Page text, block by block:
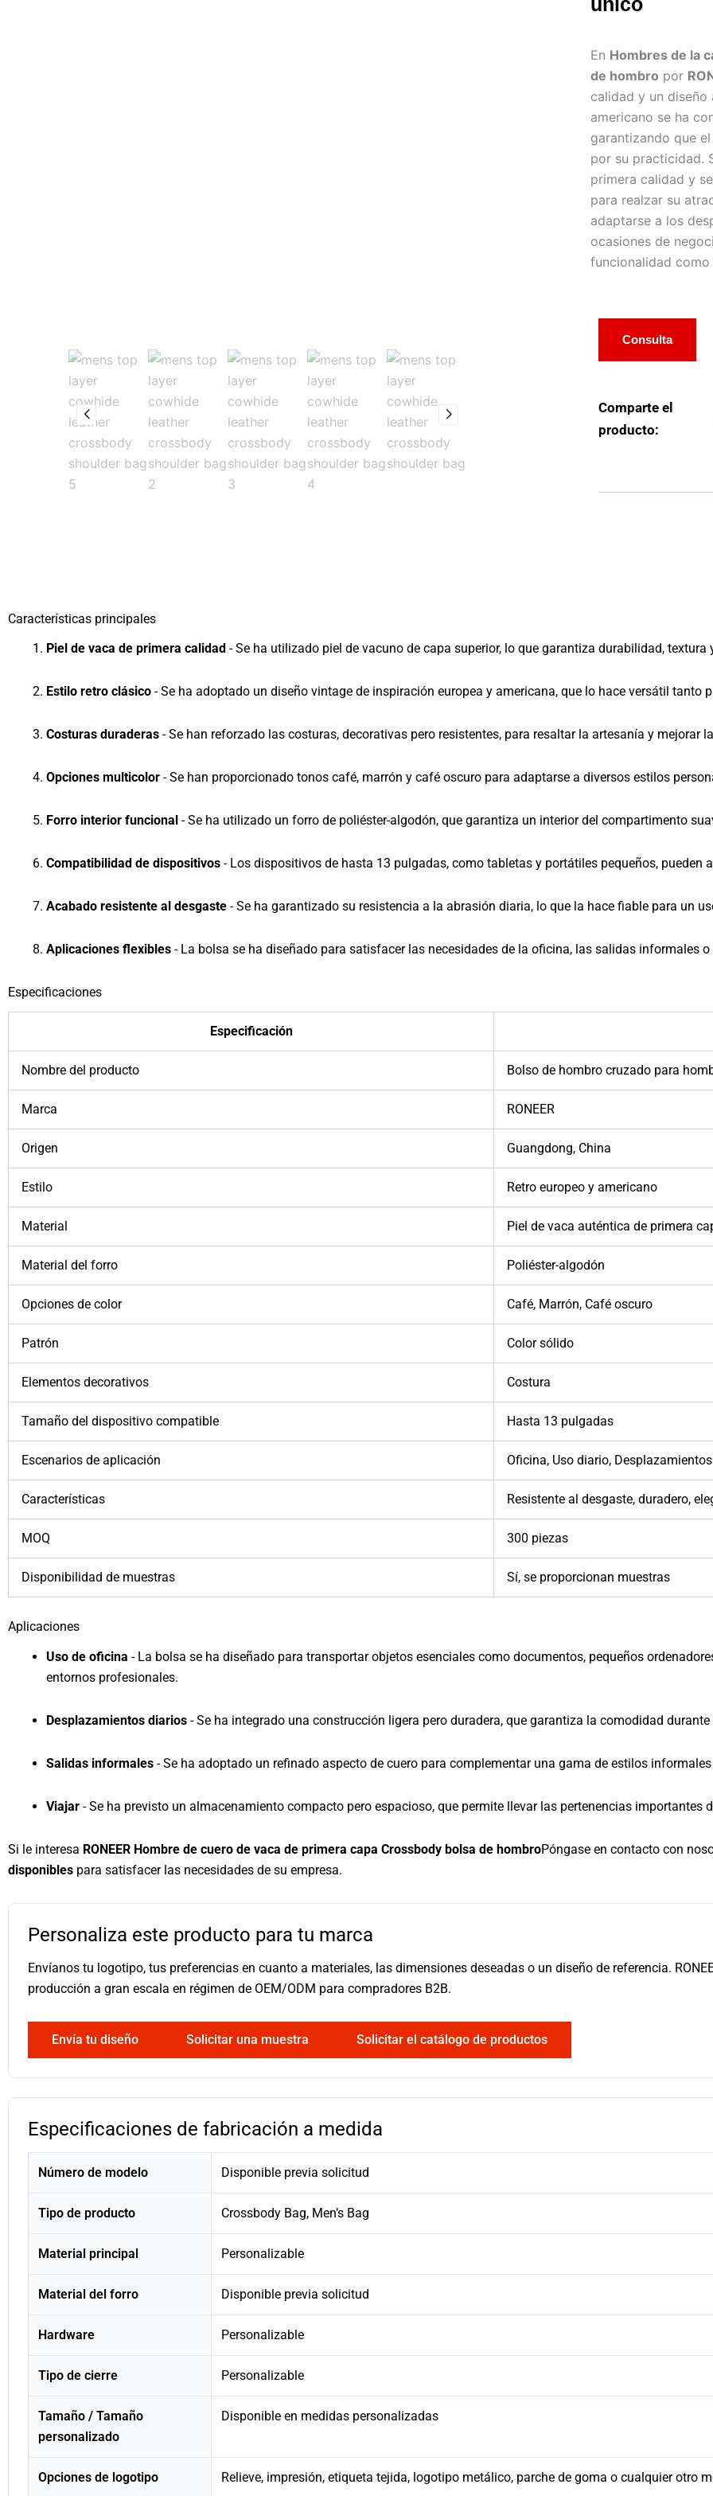
En Hombres de la
de hombro por
calidad y un
americano se ha
garantizando que
por su practicidad.
primera calidad y
para realzar su
adaptarse a los
ocasiones de
funcionalidad
Consulta
Comparte el
producto:
Características principales
Piel de vaca de primera calidad - Se ha utilizado piel de vacuno de capa superior, lo que garantiza durabilidad, textura
Estilo retro clásico - Se ha adoptado un diseño vintage de inspiración europea y americana, que lo hace versátil tanto
Costuras duraderas - Se han reforzado las costuras, decorativas pero resistentes, para resaltar la artesanía y mejorar
Opciones multicolor - Se han proporcionado tonos café, marrón y café oscuro para adaptarse a diversos estilos
Forro interior funcional - Se ha utilizado un forro de poliéster-algodón, que garantiza un interior del compartimento
Compatibilidad de dispositivos - Los dispositivos de hasta 13 pulgadas, como tabletas y portátiles pequeños, pueden
Acabado resistente al desgaste - Se ha garantizado su resistencia a la abrasión diaria, lo que la hace fiable para un
Aplicaciones flexibles - La bolsa se ha diseñado para satisfacer las necesidades de la oficina, las salidas informales
Especificaciones
Especificación
Nombre del producto Bolso de hombro cruzado para
Marca RONEER
Origen Guangdong, China
Estilo Retro europeo y americano
Material Piel de vaca auténtica de primera
Material del forro Poliéster-algodón
Opciones de color Café, Marrón, Café oscuro
Patrón Color sólido
Elementos decorativos Costura
Tamaño del dispositivo compatible Hasta 13 pulgadas
Escenarios de aplicación Oficina, Uso diario, Desplazamientos
Características Resistente al desgaste, duradero,
MOQ 300 piezas
Disponibilidad de muestras Sí, se proporcionan muestras
Aplicaciones
Uso de oficina - La bolsa se ha diseñado para transportar objetos esenciales como documentos, pequeños
entornos profesionales.
Desplazamientos diarios - Se ha integrado una construcción ligera pero duradera, que garantiza la comodidad
Salidas informales - Se ha adoptado un refinado aspecto de cuero para complementar una gama de estilos
Viajar - Se ha previsto un almacenamiento compacto pero espacioso, que permite llevar las pertenencias importantes
Si le interesa RONEER Hombre de cuero de vaca de primera capa Crossbody bolsa de hombroPóngase en contacto con
disponibles para satisfacer las necesidades de su empresa.
Personaliza este producto para tu marca
Envíanos tu logotipo, tus preferencias en cuanto a materiales, las dimensiones deseadas o un diseño de referencia.
producción a gran escala en régimen de OEM/ODM para compradores B2B.
Envía tu diseño Solicitar una muestra Solicitar el catálogo de productos
Especificaciones de fabricación a medida
Número de modelo Disponible previa solicitud
Tipo de producto Crossbody Bag, Men’s Bag
Material principal Personalizable
Material del forro Disponible previa solicitud
Hardware Personalizable
Tipo de cierre Personalizable
Tamaño / Tamaño
personalizado
Disponible en medidas personalizadas
Opciones de logotipo Relieve, impresión, etiqueta tejida, logotipo metálico, parche de goma o cualquier otro